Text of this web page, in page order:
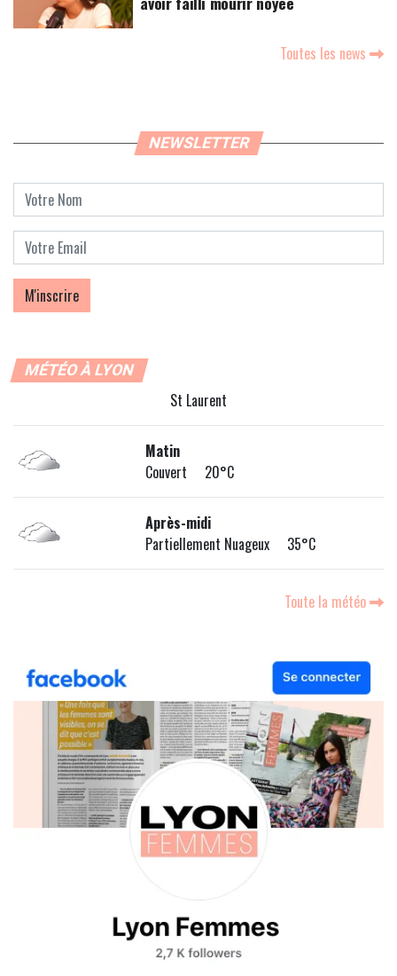
Toutes les news
NEWSLETTER
MÉTÉO À LYON
St Laurent
Matin
Couvert 20°C
Après-midi
Partiellement Nuageux 35°C
Toute la météo